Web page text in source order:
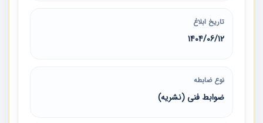
تاریخ ابلاغ
1404/06/12
نوع ضابطه
ضوابط فنی (نشریه)